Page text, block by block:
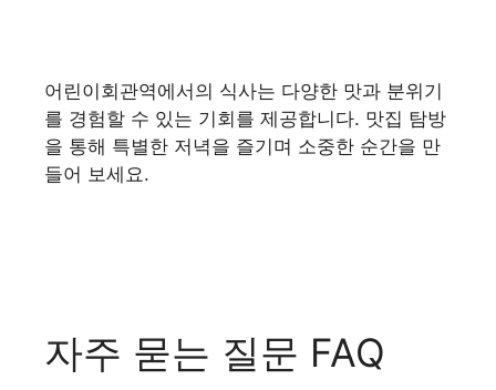
어린이회관역에서의 식사는 다양한 맛과 분위기
를 경험할 수 있는 기회를 제공합니다. 맛집 탐방
을 통해 특별한 저녁을 즐기며 소중한 순간을 만
들어 보세요.
자주 묻는 질문 FAQ